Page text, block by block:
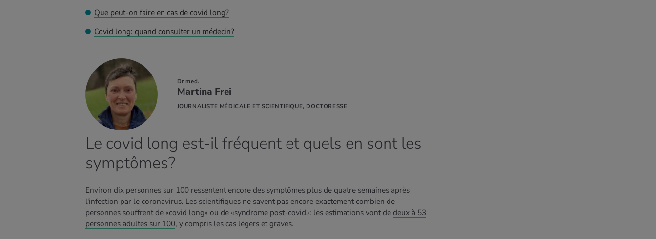
Que peut-on faire en cas de covid long?
Covid long: quand consulter un médecin?
Dr med.
Martina Frei
JOURNALISTE MÉDICALE ET SCIENTIFIQUE, DOCTORESSE
Le covid long est-il fréquent et quels en sont les
symptômes?
Environ dix personnes sur 100 ressentent encore des symptômes plus de quatre semaines après
l'infection par le coronavirus. Les scientifiques ne savent pas encore exactement combien de
personnes souffrent de «covid long» ou de «syndrome post-covid»: les estimations vont de deux à 53
personnes adultes sur 100, y compris les cas légers et graves.